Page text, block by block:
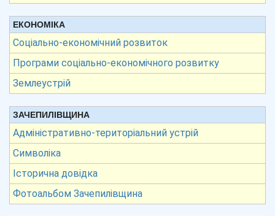
ЕКОНОМІКА
Соціально-економічний розвиток
Програми соціально-економічного розвитку
Землеустрій
ЗАЧЕПИЛІВЩИНА
Адміністративно-територіальний устрій
Символіка
Історична довідка
Фотоальбом Зачепилівщина